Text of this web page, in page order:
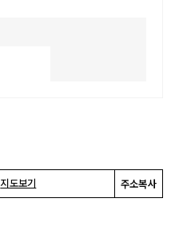
지도보기 주소복사